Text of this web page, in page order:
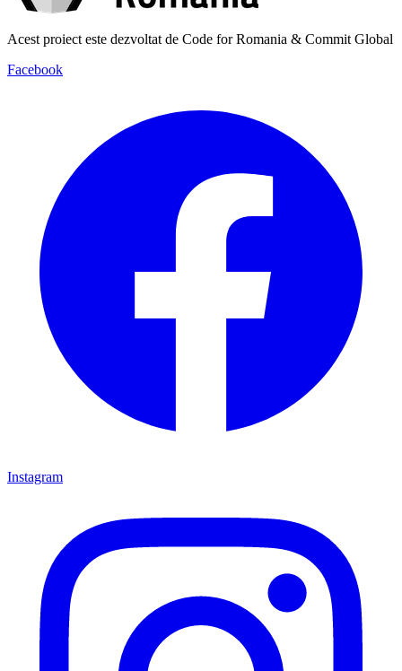
Acest proiect este dezvoltat de Code for Romania & Commit Global
Facebook
Instagram